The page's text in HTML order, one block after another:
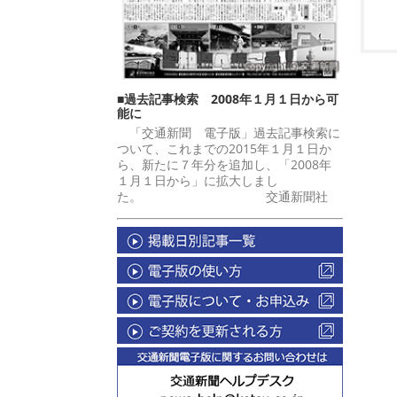
■過去記事検索 2008年１月１日から可
能に
「交通新聞 電子版」過去記事検索に
ついて、これまでの2015年１月１日か
ら、新たに７年分を追加し、「2008年
１月１日から」に拡大しまし
た。 交通新聞社